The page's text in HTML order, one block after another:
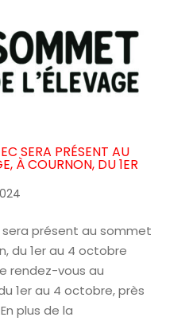
SERA PRÉSENT AU
À COURNON, DU 1ER
présent au sommet
du 1er au 4 octobre
rendez-vous au
1er au 4 octobre, près
plus de la